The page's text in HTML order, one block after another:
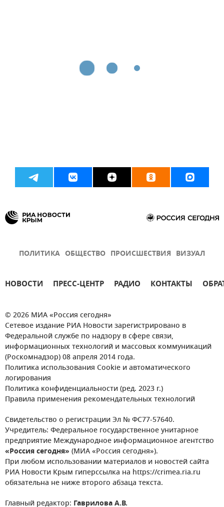
ПОЛИТИКА ОБЩЕСТВО ПРОИСШЕСТВИЯ ВИЗУАЛ
НОВОСТИ ПРЕСС-ЦЕНТР РАДИО КОНТАКТЫ
© 2026 МИА «Россия сегодня»
Сетевое издание РИА Новости зарегистрировано в
Федеральной службе по надзору в сфере связи,
информационных технологий и массовых коммуникаций
(Роскомнадзор) 08 апреля 2014 года.
Политика использования Cookie и автоматического
логирования
Политика конфиденциальности (ред. 2023 г.)
Правила применения рекомендательных технологий
Свидетельство о регистрации Эл № ФС77-57640.
Учредитель: Федеральное государственное унитарное
предприятие Международное информационное агентство
«Россия сегодня» (МИА «Россия сегодня»).
При любом использовании материалов и новостей сайта
РИА Новости Крым гиперссылка на https://crimea.ria.ru
обязательна не ниже второго абзаца текста.
Главный редактор: Гаврилова А.В.